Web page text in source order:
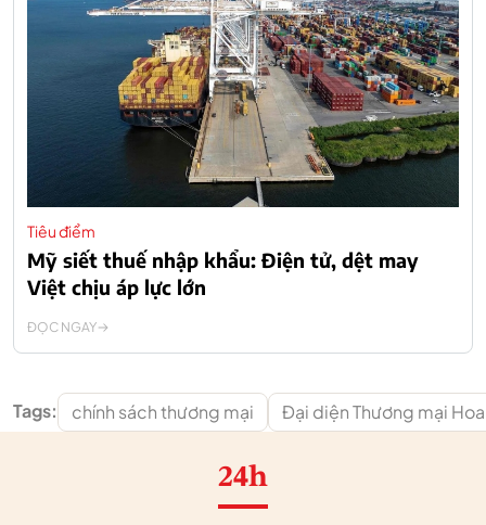
Tiêu điểm
Mỹ siết thuế nhập khẩu: Điện tử, dệt may
Việt chịu áp lực lớn
ĐỌC NGAY
Tags: chính sách thương mại Đại diện Thương mại
24h